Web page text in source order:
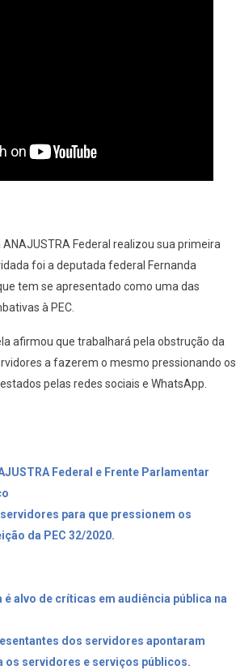
Federal realizou sua primeira
foi a deputada federal Fernanda
tem se apresentado como uma das
à PEC.
afirmou que trabalhará pela obstrução da
a fazerem o mesmo pressionando os
pelas redes sociais e WhatsApp.
Federal e Frente Parlamentar
para que pressionem os
da PEC 32/2020.
alvo de críticas em audiência pública na
dos servidores apontaram
os servidores e serviços públicos.